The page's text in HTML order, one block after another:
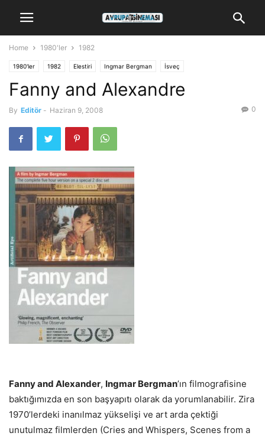
Home 1980'ler 1982
1980'ler 1982 Elestiri Ingmar Bergman İsveç
Fanny and Alexandre
By Editör - Haziran 9, 2008 0
Fanny and Alexander, Ingmar Bergman’ın filmografisine
baktığımızda en son başyapıtı olarak da yorumlanabilir. Zira
1970’lerdeki inanılmaz yükselişi ve art arda çektiği
unutulmaz filmlerden (Cries and Whispers, Scenes from a